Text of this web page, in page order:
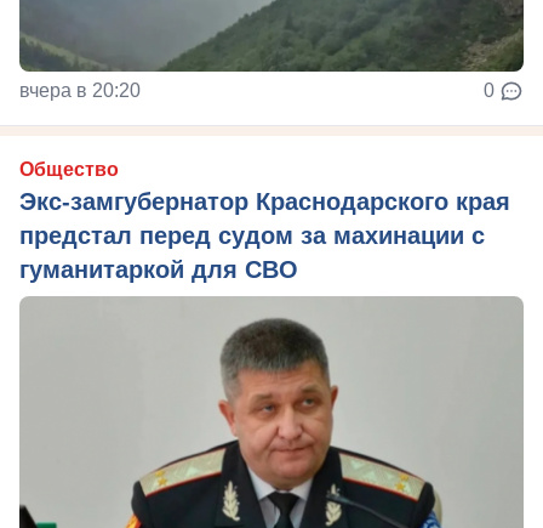
вчера в 20:20 0
Общество
Экс-замгубернатор Краснодарского края
предстал перед судом за махинации с
гуманитаркой для СВО